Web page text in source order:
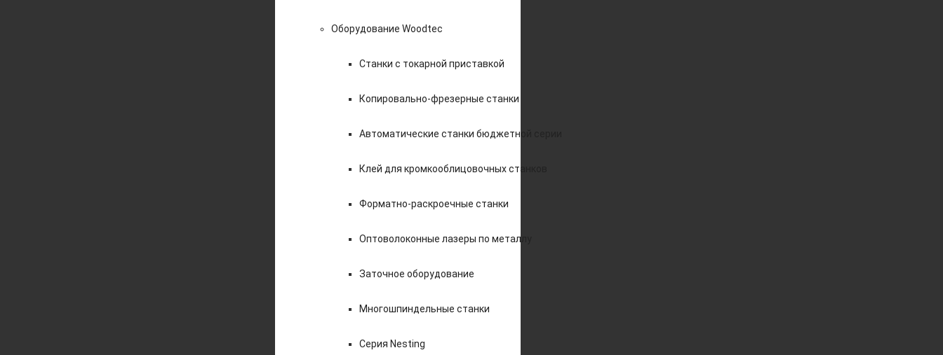
Оборудование Woodtec
Станки с токарной приставкой
Копировально-фрезерные станки
Автоматические станки бюджетной серии
Клей для кромкооблицовочных станков
Форматно-раскроечные станки
Оптоволоконные лазеры по металлу
Заточное оборудование
Многошпиндельные станки
Серия Nesting